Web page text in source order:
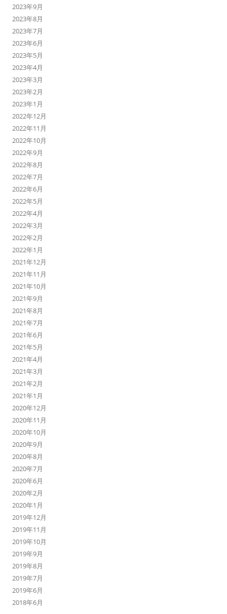
2023年9月
2023年8月
2023年7月
2023年6月
2023年5月
2023年4月
2023年3月
2023年2月
2023年1月
2022年12月
2022年11月
2022年10月
2022年9月
2022年8月
2022年7月
2022年6月
2022年5月
2022年4月
2022年3月
2022年2月
2022年1月
2021年12月
2021年11月
2021年10月
2021年9月
2021年8月
2021年7月
2021年6月
2021年5月
2021年4月
2021年3月
2021年2月
2021年1月
2020年12月
2020年11月
2020年10月
2020年9月
2020年8月
2020年7月
2020年6月
2020年2月
2020年1月
2019年12月
2019年11月
2019年10月
2019年9月
2019年8月
2019年7月
2019年6月
2018年6月